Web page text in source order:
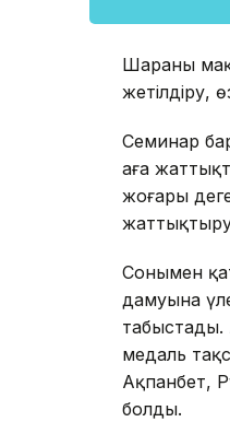
Шараның
жетілдіру,
Семинар
аға
жоғары
Сонымен
дамуына
медаль
Ақпанбет,
болды.